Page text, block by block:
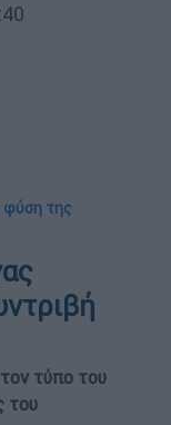
φύση της
τύπο του
του